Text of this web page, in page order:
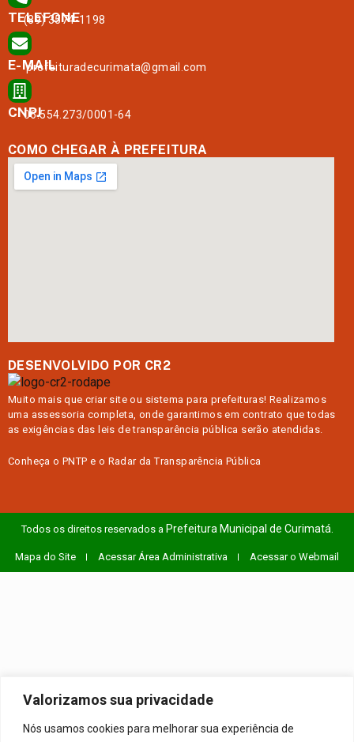
Valorizamos sua privacidade
Nós usamos cookies para melhorar sua experiência de
TELEFONE
(89) 3574-1198
E-MAIL
prefeituradecurimata@gmail.com
CNPJ
06.554.273/0001-64
COMO CHEGAR À PREFEITURA
DESENVOLVIDO POR CR2
Muito mais quecriar site ou sistema para prefeituras! Realizamos
uma assessoria completa, onde garantimos em contrato que todas
as exigências das leis de transparência pública serão atendidas.
Conheça oPNTP e o Radar da Transparência Pública
Todos os direitos reservados a Prefeitura Municipal de Curimatá.
Mapa do Site Acessar Área Administrativa Acessar o Webmail